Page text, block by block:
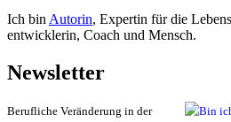
Ich bin Autorin, Expertin für die
entwicklerin, Coach und Mensch.
Newsletter
Berufliche Veränderung in der